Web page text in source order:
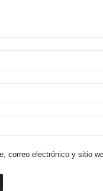
correo electrónico y sitio